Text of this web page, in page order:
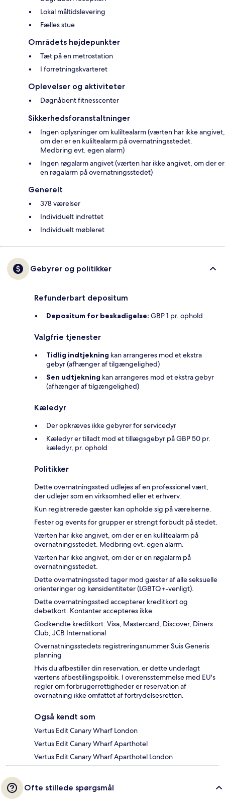
Lokal måltidslevering
Fælles stue
Områdets højdepunkter
Tæt på en metrostation
I forretningskvarteret
Oplevelser og aktiviteter
Døgnåbent fitnesscenter
Sikkerhedsforanstaltninger
Ingen oplysninger om kuliltealarm (værten har ikke angivet,
om der er en kuliltealarm på overnatningsstedet.
Medbring evt. egen alarm)
Ingen røgalarm angivet (værten har ikke angivet, om der er
en røgalarm på overnatningsstedet)
Generelt
378 værelser
Individuelt indrettet
Individuelt møbleret
Gebyrer og politikker
Refunderbart depositum
Depositum for beskadigelse: GBP 1 pr. ophold
Valgfrie tjenester
Tidlig indtjekning kan arrangeres mod et ekstra
gebyr (afhænger af tilgængelighed)
Sen udtjekning kan arrangeres mod et ekstra gebyr
(afhænger af tilgængelighed)
Kæledyr
Der opkræves ikke gebyrer for servicedyr
Kæledyr er tilladt mod et tillægsgebyr på GBP 50 pr.
kæledyr, pr. ophold
Politikker
Dette overnatningssted udlejes af en professionel vært,
der udlejer som en virksomhed eller et erhverv.
Kun registrerede gæster kan opholde sig på værelserne.
Fester og events for grupper er strengt forbudt på stedet.
Værten har ikke angivet, om der er en kuliltealarm på
overnatningsstedet. Medbring evt. egen alarm.
Værten har ikke angivet, om der er en røgalarm på
overnatningsstedet.
Dette overnatningssted tager mod gæster af alle seksuelle
orienteringer og kønsidentiteter (LGBTQ+-venligt).
Dette overnatningssted accepterer kreditkort og
debetkort. Kontanter accepteres ikke.
Godkendte kreditkort: Visa, Mastercard, Discover, Diners
Club, JCB International
Overnatningsstedets registreringsnummer Suis Generis
planning
Hvis du afbestiller din reservation, er dette underlagt
værtens afbestillingspolitik. I overensstemmelse med EU's
regler om forbrugerrettigheder er reservation af
overnatning ikke omfattet af fortrydelsesretten.
Også kendt som
Vertus Edit Canary Wharf London
Vertus Edit Canary Wharf Aparthotel
Vertus Edit Canary Wharf Aparthotel London
Ofte stillede spørgsmål